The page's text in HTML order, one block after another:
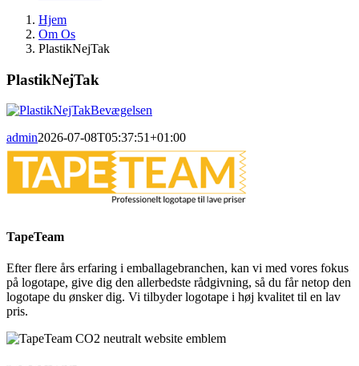
Hjem
Om Os
PlastikNejTak
PlastikNejTak
admin2026-07-08T05:37:51+01:00
TapeTeam
Efter flere års erfaring i emballagebranchen, kan vi med vores fokus
på logotape, give dig den allerbedste rådgivning, så du får netop den
logotape du ønsker dig. Vi tilbyder logotape i høj kvalitet til en lav
pris.